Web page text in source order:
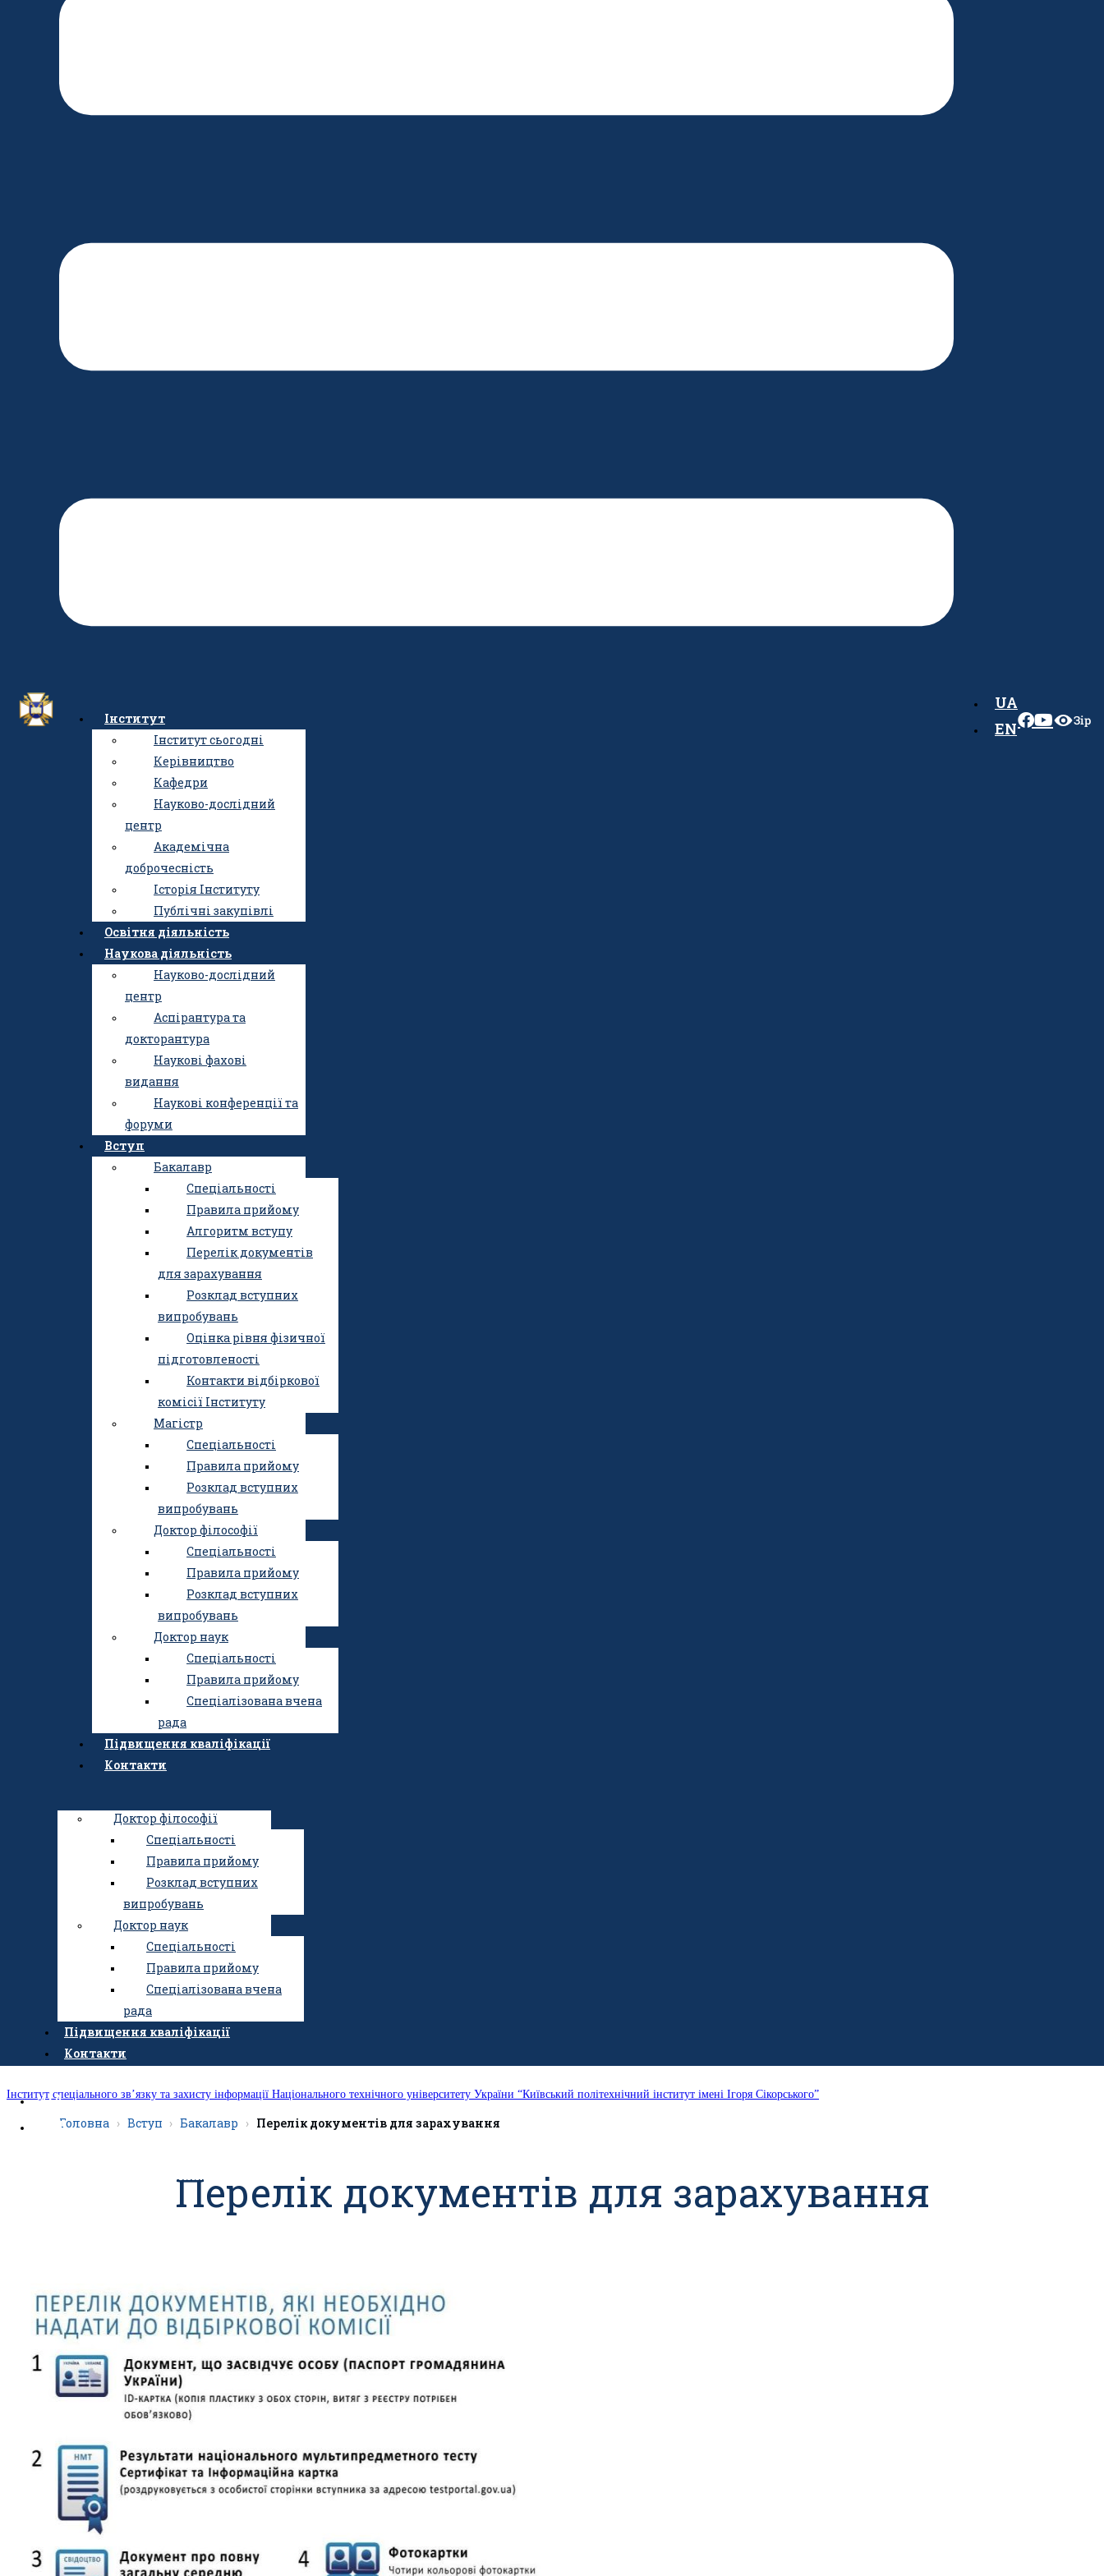
Інститут спеціального зв’язку та захисту інформації Національного технічного університету України “Київський політехнічний інститут імені Ігоря Сікорського”
Інститут сьогодні
Керівництво
Кафедри
Науково-дослідний
центр
Академічна
доброчесність
Історія Інституту
Публічні закупівлі
Освітня діяльність
Наукова діяльність
Науково-дослідний
Аспірантура та
Наукові фахові видання
Наукові конференції та
Спеціальності
Правила прийому
Алгоритм вступу
Перелік документів для
зарахування
Розклад вступних
випробувань
Оцінка рівня фізичної
підготовленості
Контакти відбіркової
комісії Інституту
Спеціальності
Правила прийому
Розклад вступних
Доктор філософії
Спеціальності
Правила прийому
Розклад вступних
випробувань
Доктор наук
Спеціальності
Правила прийому
Спеціалізована вчена
рада
Підвищення кваліфікації
Контакти
UA
EN
Інститут
Інститут сьогодні
Керівництво
Кафедри
Науково-дослідний
центр
Академічна
доброчесність
Історія Інституту
Публічні закупівлі
Освітня діяльність
Наукова діяльність
Науково-дослідний
центр
Аспірантура та
докторантура
Наукові фахові
видання
Наукові конференції та
форуми
Вступ
Бакалавр
Спеціальності
Правила прийому
Алгоритм вступу
Перелік документів
для зарахування
Розклад вступних
випробувань
Оцінка рівня фізичної
підготовленості
Контакти відбіркової
комісії Інституту
Магістр
Спеціальності
Правила прийому
Розклад вступних
випробувань
Доктор філософії
Спеціальності
Правила прийому
Розклад вступних
випробувань
Доктор наук
Спеціальності
Правила прийому
Спеціалізована вчена
рада
Підвищення кваліфікації
Контакти
UA
EN
Зір
Головна Вступ Бакалавр Перелік документів для зарахування
Перелік документів для зарахування